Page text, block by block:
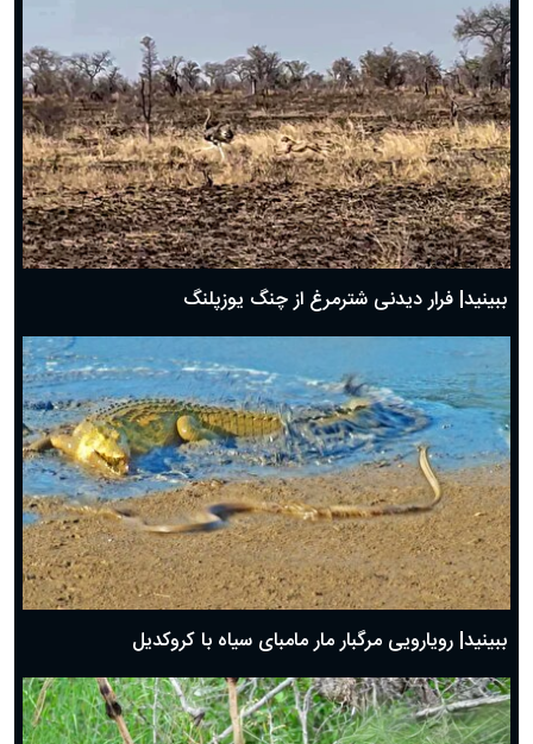
ببینید| فرار دیدنی شترمرغ از چنگ یوزپلنگ
ببینید| رویارویی مرگبار مار مامبای سیاه با کروکدیل